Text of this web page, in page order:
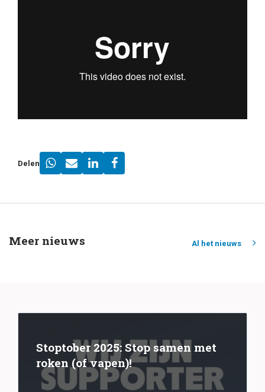
Delen
Meer nieuws Al het nieuws
Stoptober 2025: Stop samen met
roken (of vapen)!